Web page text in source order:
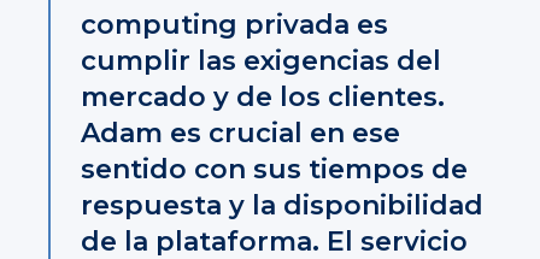
computing privada es
cumplir las exigencias del
mercado y de los clientes.
Adam es crucial en ese
sentido con sus tiempos de
respuesta y la disponibilidad
de la plataforma. El servicio